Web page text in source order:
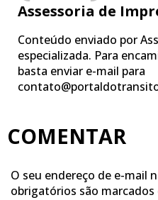
Assessoria de
Conteúdo enviado por
especializada. Para
basta enviar e-mail para
COMENTAR
O seu endereço de e-mail
obrigatórios são marcados